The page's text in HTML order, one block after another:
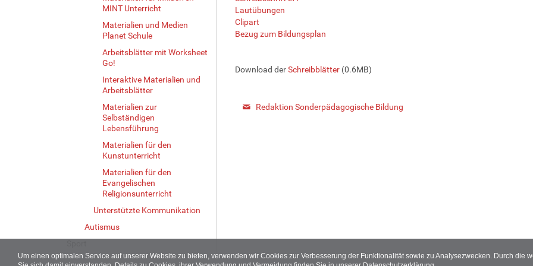
Um einen optimalen Service auf unserer Website zu bieten, verwenden wir Cookies zur Verbesserung der Funktionalität sowie zu Analysezwecken. Durch
MINT Unterricht
Materialien und Medien
Planet Schule
Arbeitsblätter mit Worksheet
Go!
Interaktive Materialien und
Arbeitsblätter
Materialien zur
Selbständigen
Lebensführung
Materialien für den
Kunstunterricht
Materialien für den
Evangelischen
Religionsunterricht
Unterstützte Kommunikation
Autismus
Lautübungen
Clipart
Bezug zum Bildungsplan
Download derSchreibblätter(0.6MB)
Redaktion Sonderpädagogische Bildung